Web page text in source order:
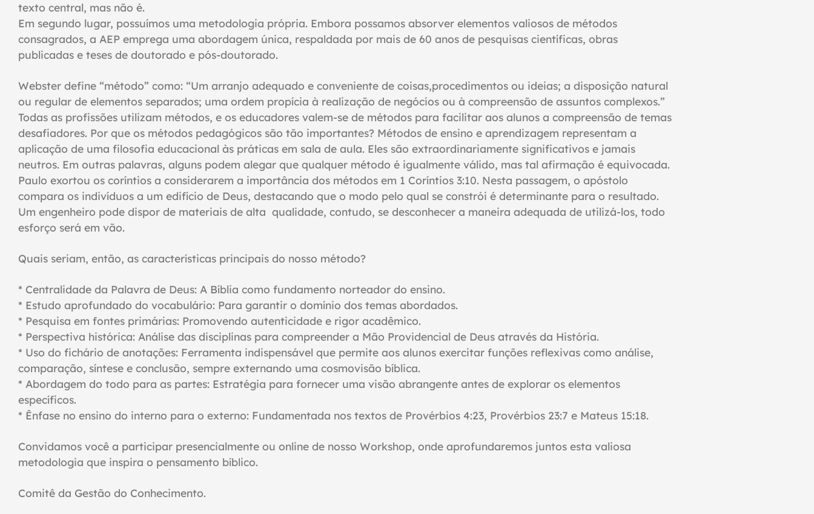
texto central, mas não é.
Em segundo lugar, possuímos uma metodologia própria. Embora possamos absorver elementos valiosos de métodos
consagrados, a AEP emprega uma abordagem única, respaldada por mais de 60 anos de pesquisas científicas, obras
publicadas e teses de doutorado e pós-doutorado.
Webster define “método” como: “Um arranjo adequado e conveniente de coisas,procedimentos ou ideias; a disposição natural
ou regular de elementos separados; uma ordem propícia à realização de negócios ou à compreensão de assuntos complexos.”
Todas as profissões utilizam métodos, e os educadores valem-se de métodos para facilitar aos alunos a compreensão de temas
desafiadores. Por que os métodos pedagógicos são tão importantes? Métodos de ensino e aprendizagem representam a
aplicação de uma filosofia educacional às práticas em sala de aula. Eles são extraordinariamente significativos e jamais
neutros. Em outras palavras, alguns podem alegar que qualquer método é igualmente válido, mas tal afirmação é equivocada.
Paulo exortou os coríntios a considerarem a importância dos métodos em 1 Coríntios 3:10. Nesta passagem, o apóstolo
compara os indivíduos a um edifício de Deus, destacando que o modo pelo qual se constrói é determinante para o resultado.
Um engenheiro pode dispor de materiais de alta qualidade, contudo, se desconhecer a maneira adequada de utilizá-los, todo
esforço será em vão.
Quais seriam, então, as características principais do nosso método?
* Centralidade da Palavra de Deus: A Bíblia como fundamento norteador do ensino.
* Estudo aprofundado do vocabulário: Para garantir o domínio dos temas abordados.
* Pesquisa em fontes primárias: Promovendo autenticidade e rigor acadêmico.
* Perspectiva histórica: Análise das disciplinas para compreender a Mão Providencial de Deus através da História.
* Uso do fichário de anotações: Ferramenta indispensável que permite aos alunos exercitar funções reflexivas como análise,
comparação, síntese e conclusão, sempre externando uma cosmovisão bíblica.
* Abordagem do todo para as partes: Estratégia para fornecer uma visão abrangente antes de explorar os elementos
específicos.
* Ênfase no ensino do interno para o externo: Fundamentada nos textos de Provérbios 4:23, Provérbios 23:7 e Mateus 15:18.
Convidamos você a participar presencialmente ou online de nosso Workshop, onde aprofundaremos juntos esta valiosa
metodologia que inspira o pensamento bíblico.
Comitê da Gestão do Conhecimento.